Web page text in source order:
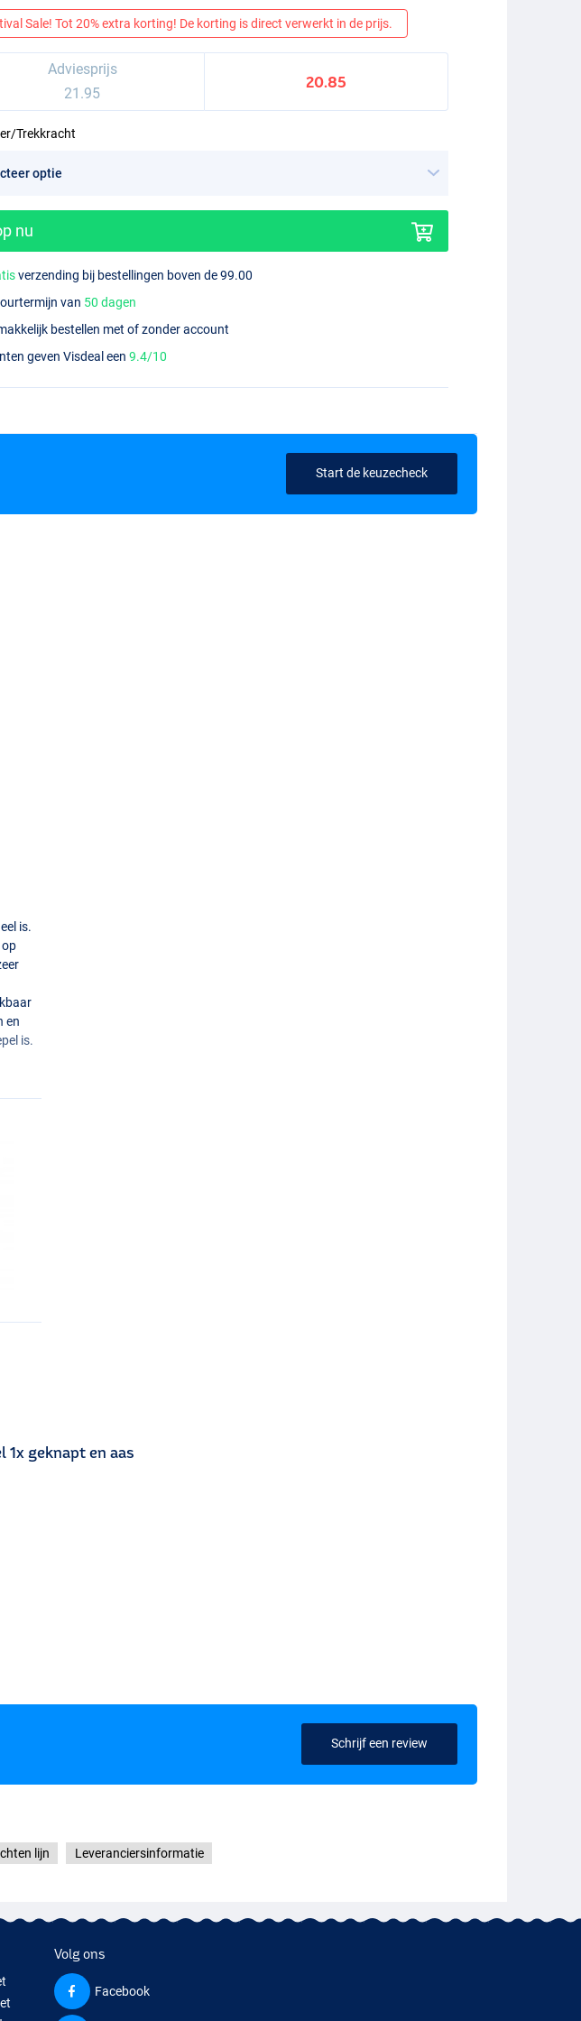
Sale! Tot 20% extra korting! De korting is direct verwerkt in de prijs.
Adviesprijs
21.95
20.85
Trekkracht
nu
verzending bij bestellingen boven de 99.00
van 50 dagen
bestellen met of zonder account
geven Visdeal een9.4/10
Start de keuzecheck
is.
op
en
is.
1x geknapt en aas
Schrijf een review
lijn Leveranciersinformatie
Volg ons
Facebook